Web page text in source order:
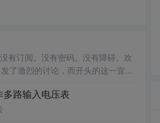
有订阅。没有密码。没有障碍。欢
了激烈的讨论，而开头的这一宣言
路输入电压表